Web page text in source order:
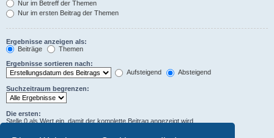
Nur im Betreff der Themen
Nur im ersten Beitrag der Themen
Ergebnisse anzeigen als:
Beiträge
Themen
Ergebnisse sortieren nach:
Aufsteigend
Absteigend
Suchzeitraum begrenzen:
Die ersten:
Stelle 0 als Wert ein, damit der komplette Beitrag angezeigt wird.